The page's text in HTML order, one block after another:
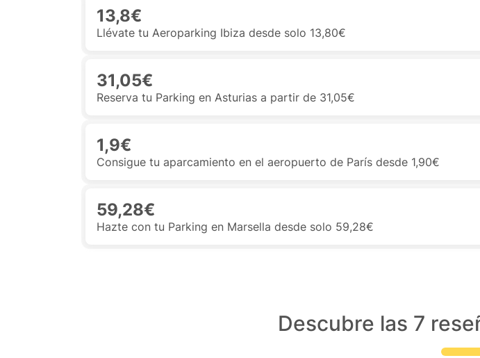
13,8€
Llévate tu Aeroparking Ibiza desde solo 13,80€
31,05€
Reserva tu Parking en Asturias a partir de 31,05€
1,9€
Consigue tu aparcamiento en el aeropuerto de París desde 1,90€
59,28€
Hazte con tu Parking en Marsella desde solo 59,28€
Descubre las 7